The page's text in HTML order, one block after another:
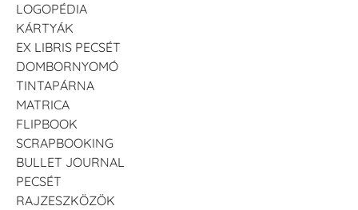
LOGOPÉDIA
KÁRTYÁK
EX LIBRIS PECSÉT
DOMBORNYOMÓ
TINTAPÁRNA
MATRICA
FLIPBOOK
SCRAPBOOKING
BULLET JOURNAL
PECSÉT
RAJZESZKÖZÖK